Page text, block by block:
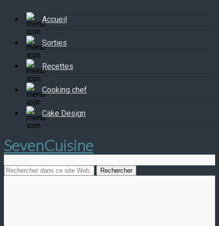
Accueil
Sorties
Recettes
Cooking chef
Cake Design
SevenCuisine